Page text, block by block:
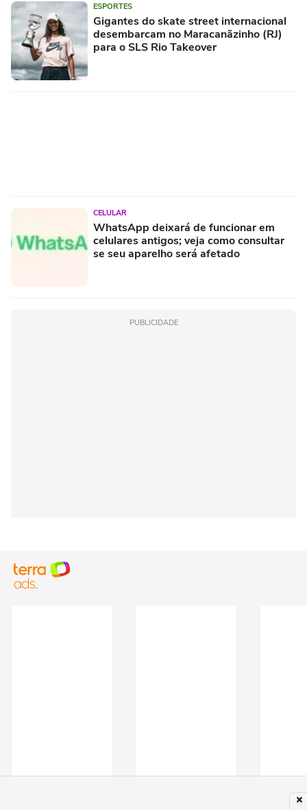
ESPORTES
Gigantes do skate street internacional
desembarcam no Maracanãzinho (RJ)
para o SLS Rio Takeover
CELULAR
WhatsApp deixará de funcionar em
celulares antigos; veja como consultar
se seu aparelho será afetado
PUBLICIDADE